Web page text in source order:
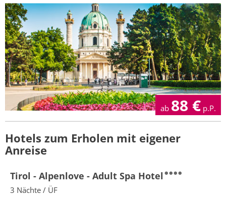
ab 88 € p.P.
Hotels zum Erholen mit eigener
Anreise
Tirol - Alpenlove - Adult Spa Hotel
3 Nächte / ÜF